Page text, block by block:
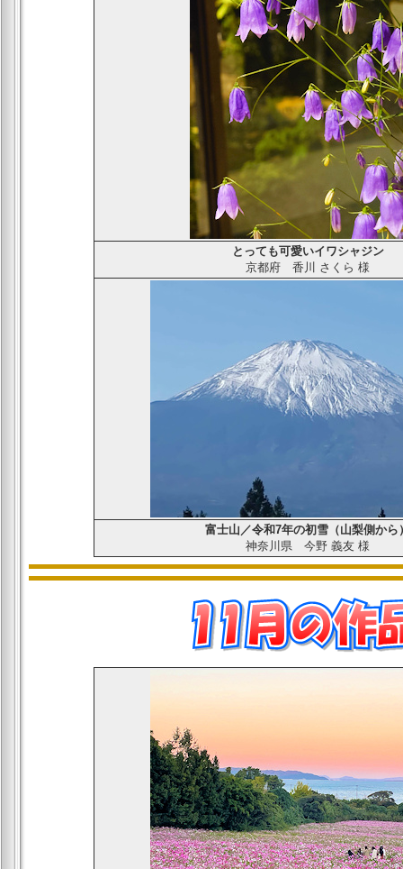
とっても可愛いイワシャジン
京都府 香川 さくら 様
富士山／令和7年の初雪（山梨側から
神奈川県 今野 義友 様